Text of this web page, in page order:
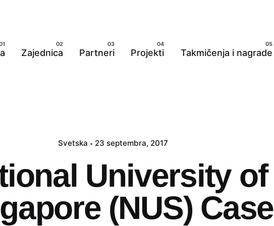
Zajednica Partneri Projekti Takmičenja i nagrade
Svetska 23 septembra, 2017
University of
(NUS) Case